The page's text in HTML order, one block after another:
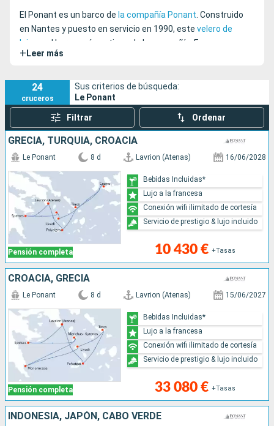
El Ponant es un barco de la compañía Ponant. Construido
en Nantes y puesto en servicio en 1990, este velero de
lujo
es el barco más antiguo de la compañía. Fue
completamente renovado en Génova entre 2019 y 2021.
+ Leer más
24
cruceros
Sus criterios de búsqueda:
Le Ponant
Filtrar Ordenar
GRECIA, TURQUÍA, CROACIA
Pensión completa
Le Ponant 8 d Lavrion (Atenas) 16/06/2028
10 430 € +Tasas
Bebidas Incluidas*
Lujo a la francesa
Conexión wifi ilimitado de cortesía
Servicio de prestigio & lujo incluido
CROACIA, GRECIA
Pensión completa
Le Ponant 8 d Lavrion (Atenas) 15/06/2027
33 080 € +Tasas
Bebidas Incluidas*
Lujo a la francesa
Conexión wifi ilimitado de cortesía
Servicio de prestigio & lujo incluido
INDONESIA, JAPÓN, CABO VERDE